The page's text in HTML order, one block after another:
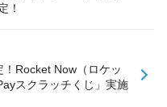
！
！Rocket Now（ロケッ
スクラッチくじ」実施